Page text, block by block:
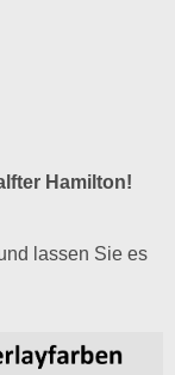
Hamilton!
lassen Sie es